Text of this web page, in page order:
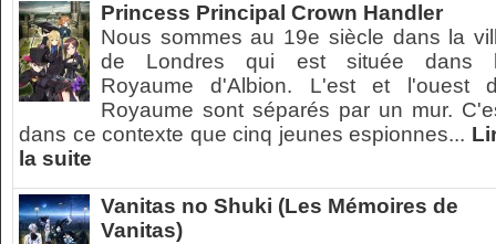
Princess Principal Crown Handler
Nous sommes au 19e siècle dans la
de Londres qui est située dans
Royaume d'Albion. L'est et l'ouest
Royaume sont séparés par un mur.
dans ce contexte que cinq jeunes espionnes...
la suite
Vanitas no Shuki (Les Mémoires de
Vanitas)